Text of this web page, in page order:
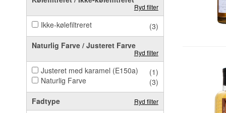
Ryd filter
Ikke-kølefiltreret
(3)
Naturlig Farve / Justeret Farve
Ryd filter
Justeret med karamel (E150a)
(1)
Naturlig Farve
(3)
Fadtype
Ryd filter